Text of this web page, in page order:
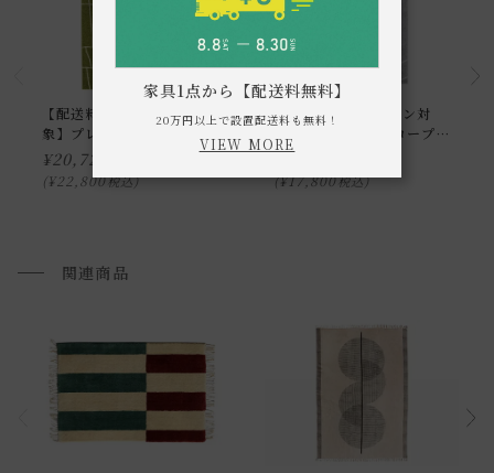
【配送料キャンペーン対
象】プレーベル ジオーニラ
グ 130×190
¥20,728
¥22,800税込
【配送料キャンペーン対
象】プレーベル スコープ
ラグ 130×190
¥16,182
¥17,800税込
関連商品
家具1点から【配送料無料】
20万円以上で設置配送料も無料！
VIEW MORE